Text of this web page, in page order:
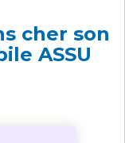
cher son
ASSU